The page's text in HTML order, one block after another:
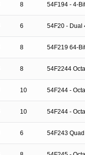
8 54F194 - 4-
6 54F20 - Dual
8 54F219 64-
8 54F2244
10 54F244 -
10 54F244 -
6 54F243